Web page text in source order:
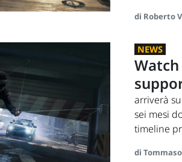
di Roberto
NEWS
Watch
arriverà
sei mesi
timeline
di